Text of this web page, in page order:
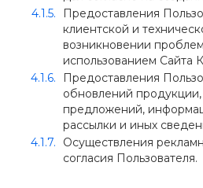
Предоставления
клиентской и
возникновении
использованием Сайта
Предоставления
обновлений
предложений,
рассылки и иных
Осуществления
согласия Пользователя.